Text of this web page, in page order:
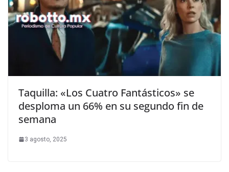
Taquilla: «Los Cuatro Fantásticos» se
desploma un 66% en su segundo fin de
semana
3 agosto, 2025